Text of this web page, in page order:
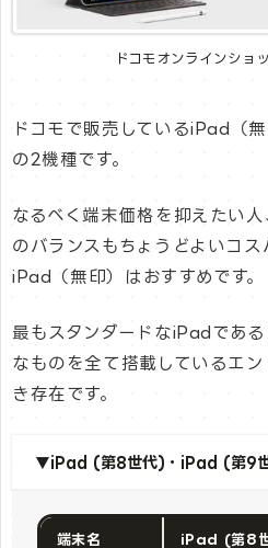
ドコモオンラインショ
ドコモで販売しているiPad（
の2機種です。
なるべく端末価格を抑えたい
のバランスもちょうどよいコ
iPad（無印）はおすすめです。
最もスタンダードなiPadであ
なものを全て搭載しているエ
き存在です。
▼iPad (第8世代)・iPad (第9
端末名 iPad (第8